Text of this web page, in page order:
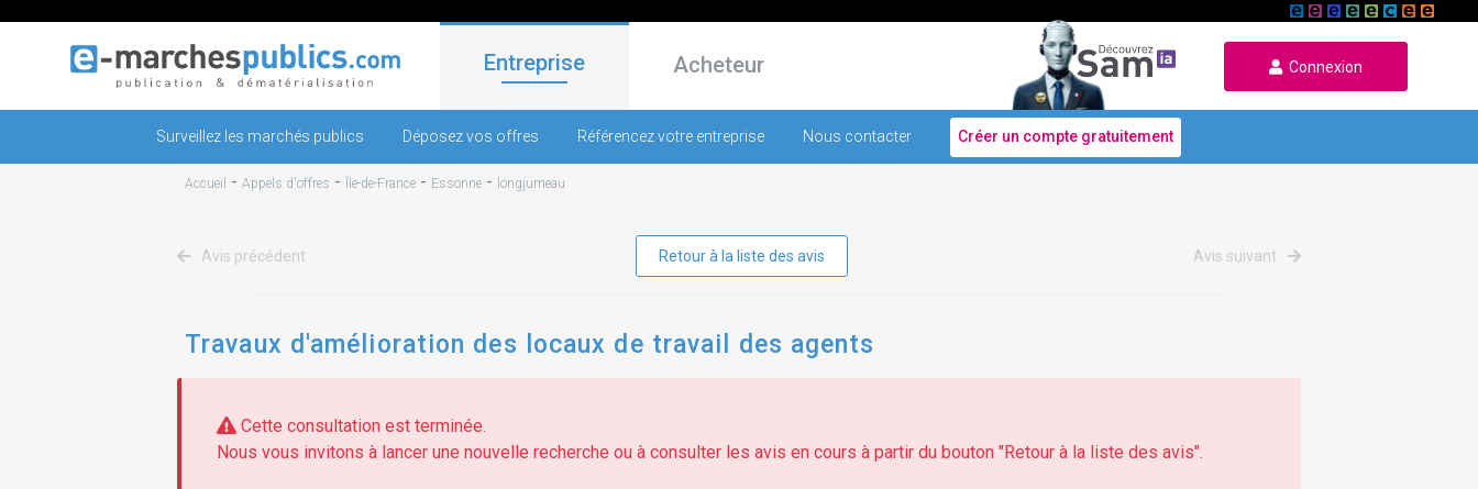
Entreprise Acheteur Connexion
Surveillez les marchés publics Déposez vos offres Référencez votre entreprise Nous contacter Créer un compte gratuitement
Accueil - Appels d'offres - Île-de-France - Essonne - longjumeau
Avis précédent Retour à la liste des avis Avis suivant
Travaux d'amélioration des locaux de travail des agents
Cette consultation est terminée.
Nous vous invitons à lancer une nouvelle recherche ou à consulter les avis en cours à partir du bouton "Retour à la liste des avis".